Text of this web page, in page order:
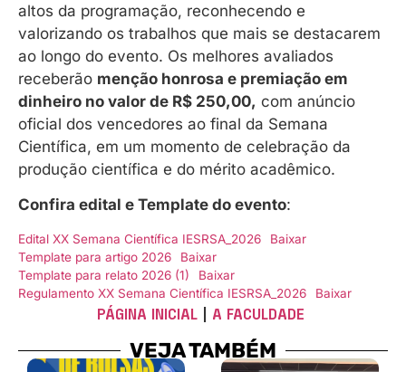
altos da programação, reconhecendo e
valorizando os trabalhos que mais se destacarem
ao longo do evento. Os melhores avaliados
receberão menção honrosa e premiação em
dinheiro no valor de R$ 250,00, com anúncio
oficial dos vencedores ao final da Semana
Científica, em um momento de celebração da
produção científica e do mérito acadêmico.
Confira edital e Template do evento:
Edital XX Semana Científica IESRSA_2026
Baixar
Template para artigo 2026
Baixar
Template para relato 2026 (1)
Baixar
Regulamento XX Semana Científica IESRSA_2026
Baixar
PÁGINA INICIAL A FACULDADE
VEJA TAMBÉM